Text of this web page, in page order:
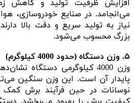
افزایش ظرفیت تولید و کاهش
می‌انجامد. در صنایع خودروسازی،
نیاز به تولید سریع و دقت بالا
بزرگ محسوب می‌شود.
۵. وزن دستگاه (حدود 4000 کیلوگرم)
وزن 4000 کیلوگرمی دستگاه
پایدار آن است. این وزن سنگین
نوسانات در حین فرآیند برش کمک